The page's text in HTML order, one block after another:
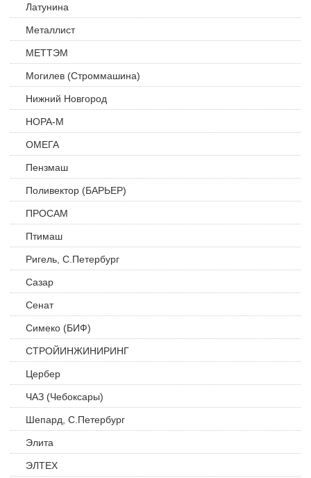
Латунина
Металлист
МЕТТЭМ
Могилев (Строммашина)
Нижний Новгород
НОРА-М
ОМЕГА
Пензмаш
Поливектор (БАРЬЕР)
ПРОСАМ
Птимаш
Ригель, С.Петербург
Сазар
Сенат
Симеко (БИФ)
СТРОЙИНЖИНИРИНГ
Цербер
ЧАЗ (Чебоксары)
Шепард, С.Петербург
Элита
ЭЛТЕХ